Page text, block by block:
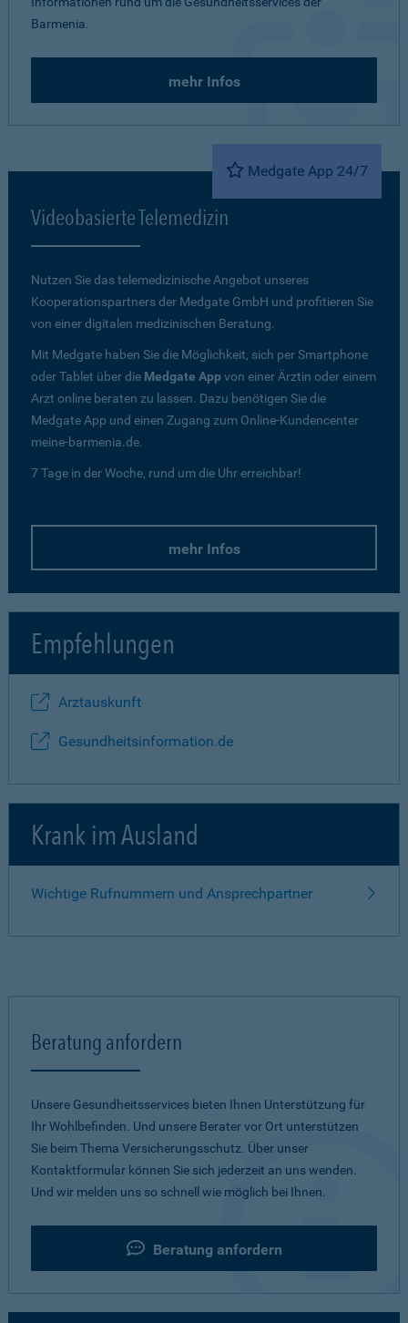
Barmenia.
mehr Infos
Medgate App 24/7
Videobasierte Telemedizin
Nutzen Sie das telemedizinische Angebot unseres
Kooperationspartners der Medgate GmbH und profitieren Sie
von einer digitalen medizinischen Beratung.
Mit Medgate haben Sie die Möglichkeit, sich per Smartphone
oder Tablet über die Medgate Appvon einer Ärztin oder einem
Arzt online beraten zu lassen. Dazu benötigen Sie die
Medgate App und einen Zugang zum Online-Kundencenter
meine-barmenia.de.
7 Tage in der Woche, rund um die Uhr erreichbar!
mehr Infos
Empfehlungen
Arztauskunft
Gesundheitsinformation.de
Krank im Ausland
Wichtige Rufnummern und Ansprechpartner
Beratung anfordern
Unsere Gesundheitsservices bieten Ihnen Unterstützung für
Ihr Wohlbefinden. Und unsere Berater vor Ort unterstützen
Sie beim Thema Versicherungsschutz. Über unser
Kontaktformular können Sie sich jederzeit an uns wenden.
Und wir melden uns so schnell wie möglich bei Ihnen.
Beratung anfordern